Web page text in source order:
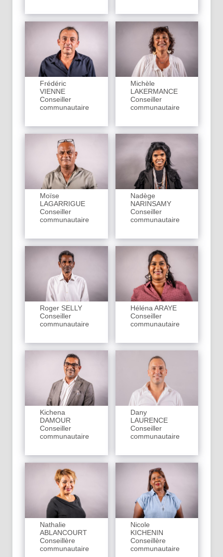
Frédéric
VIENNE
Conseiller
communautaire
Michèle
LAKERMANCE
Conseiller
communautaire
Moïse
LAGARRIGUE
Conseiller
communautaire
Nadège
NARINSAMY
Conseiller
communautaire
Roger SELLY
Conseiller
communautaire
Héléna ARAYE
Conseiller
communautaire
Kichena
DAMOUR
Conseiller
communautaire
Dany
LAURENCE
Conseiller
communautaire
Nathalie
ABLANCOURT
Conseillère
communautaire
Nicole
KICHENIN
Conseillère
communautaire